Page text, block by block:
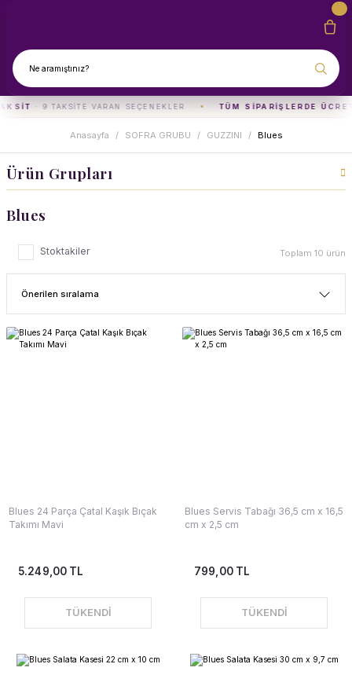
· 9 TAKSITE VARAN SEÇENEKLER TÜM SIPARIŞLERDE
Anasayfa SOFRA GRUBU GUZZINI Blues
Ürün Grupları
Blues
Stoktakiler Toplam 10 ürün
Blues 24 Parça Çatal Kaşık Bıçak
Takımı Mavi
5.249,00 TL
TÜKENDİ
Blues Servis Tabağı 36,5 cm x 16,5
cm x 2,5 cm
799,00 TL
TÜKENDİ